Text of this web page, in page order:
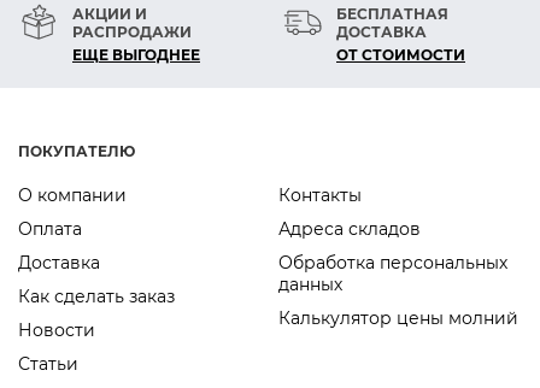
АКЦИИ И
РАСПРОДАЖИ
ЕЩЕ ВЫГОДНЕЕ
БЕСПЛАТНАЯ
ДОСТАВКА
ОТ СТОИМОСТИ
ПОКУПАТЕЛЮ
О компании
Оплата
Доставка
Как сделать заказ
Новости
Статьи
Контакты
Адреса складов
Обработка персональных
данных
Калькулятор цены молний